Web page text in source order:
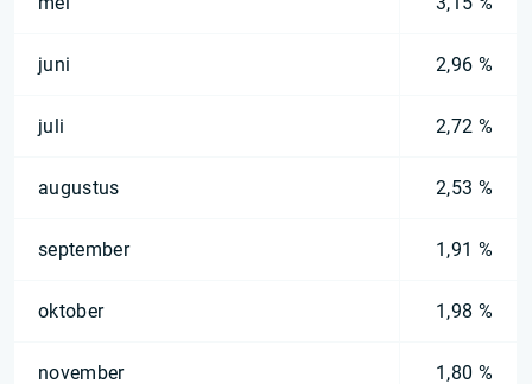
juni 2,96 %
juli 2,72 %
augustus 2,53 %
september 1,91 %
oktober 1,98 %
november 1,80 %